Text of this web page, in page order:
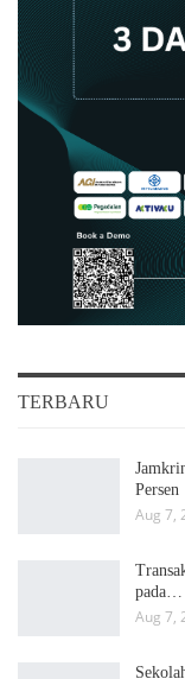
TERBARU
Persen
Aug 7,
pada…
Aug 7,